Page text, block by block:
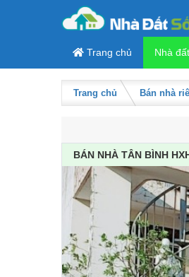
Trang chủ Nhà
Trang chủ Bán nhà
BÁN NHÀ TÂN BÌNH